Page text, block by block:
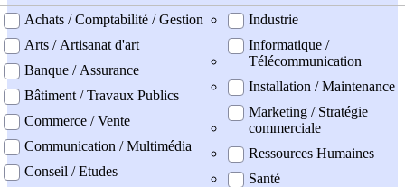
professionel
Achats / Comptabilité / Gestion
Arts / Artisanat d'art
Banque / Assurance
Bâtiment / Travaux Publics
Commerce / Vente
Communication / Multimédia
Conseil / Etudes
Industrie
Informatique /
Télécommunication
Installation / Maintenance
Marketing / Stratégie
commerciale
Ressources Humaines
Santé